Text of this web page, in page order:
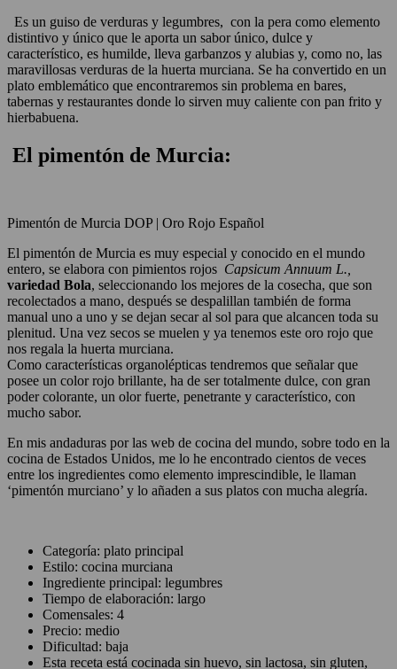
Es un guiso de verduras y legumbres, con la pera como elemento
distintivo y único que le aporta un sabor único, dulce y
característico, es humilde, lleva garbanzos y alubias y, como no, las
maravillosas verduras de la huerta murciana. Se ha convertido en un
plato emblemático que encontraremos sin problema en bares,
tabernas y restaurantes donde lo sirven muy caliente con pan frito y
hierbabuena.
El pimentón de Murcia:
Pimentón de Murcia DOP | Oro Rojo Español
El pimentón de Murcia es muy especial y conocido en el mundo
entero, se elabora con pimientos rojos Capsicum Annuum L.,
variedad Bola, seleccionando los mejores de la cosecha, que son
recolectados a mano, después se despalillan también de forma
manual uno a uno y se dejan secar al sol para que alcancen toda su
plenitud. Una vez secos se muelen y ya tenemos este oro rojo que
nos regala la huerta murciana.
Como características organolépticas tendremos que señalar que
posee un color rojo brillante, ha de ser totalmente dulce, con gran
poder colorante, un olor fuerte, penetrante y característico, con
mucho sabor.
En mis andaduras por las web de cocina del mundo, sobre todo en la
cocina de Estados Unidos, me lo he encontrado cientos de veces
entre los ingredientes como elemento imprescindible, le llaman
‘pimentón murciano’ y lo añaden a sus platos con mucha alegría.
Categoría: plato principal
Estilo: cocina murciana
Ingrediente principal: legumbres
Tiempo de elaboración: largo
Comensales: 4
Precio: medio
Dificultad: baja
Esta receta está cocinada sin huevo, sin lactosa, sin gluten,